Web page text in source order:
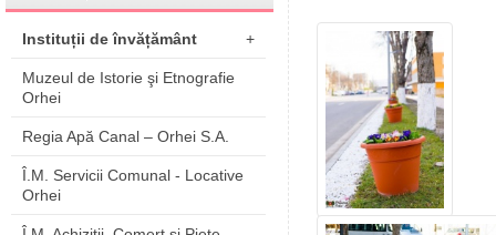
Instituții de învățământ +
Muzeul de Istorie şi Etnografie
Orhei
Regia Apă Canal – Orhei S.A.
Î.M. Servicii Comunal - Locative
Orhei